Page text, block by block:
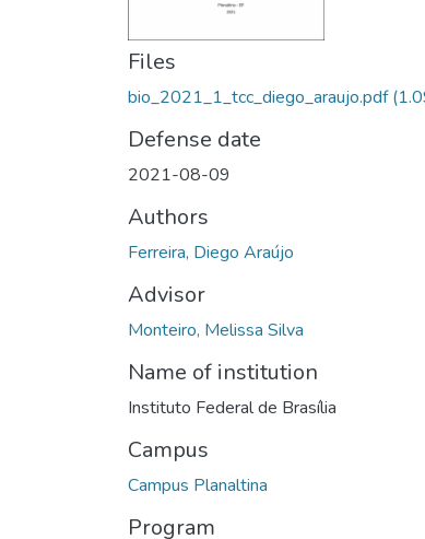
Files
bio_2021_1_tcc_diego_araujo.pdf
Defense date
2021-08-09
Authors
Ferreira, Diego Araújo
Advisor
Monteiro, Melissa Silva
Name of institution
Instituto Federal de Brasília
Campus
Campus Planaltina
Program